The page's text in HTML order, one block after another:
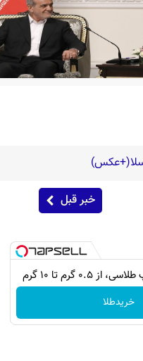
خبر قبل
گرم تا ۱۰ گرم
خریدطلا